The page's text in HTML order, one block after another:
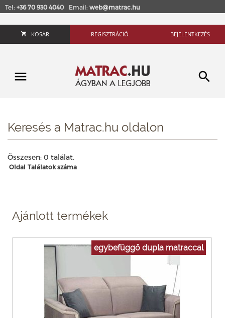
Tel: +36 70 930 4040 Email: web@matrac.hu
KOSÁR REGISZTRÁCIÓ BEJELENTKEZÉS
Keresés a Matrac.hu oldalon
Összesen: 0 találat.
Oldal Találatok száma
Ajánlott termékek
egybefüggő dupla matraccal